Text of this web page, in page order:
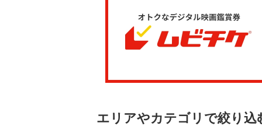
エリアやカテゴリで絞り込